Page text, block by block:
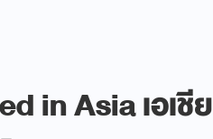
in Asia เอเชีย